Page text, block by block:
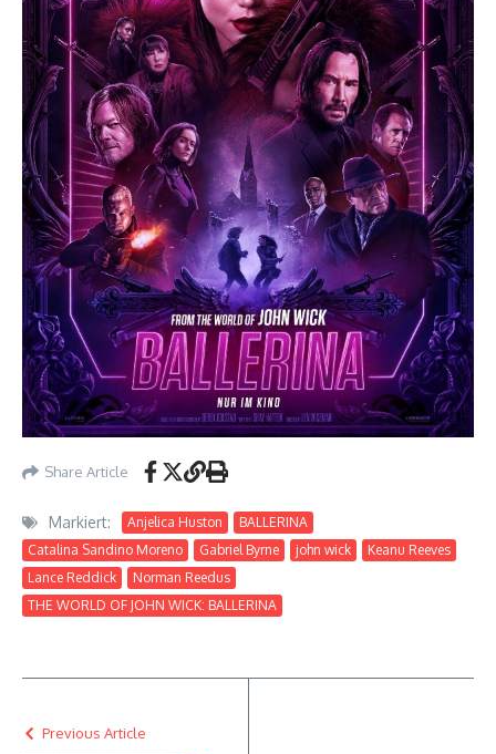
Share Article
Markiert: Anjelica Huston
BALLERINA
Catalina Sandino Moreno
Gabriel Byrne john wick
Keanu Reeves
Lance Reddick
Norman Reedus
THE WORLD OF JOHN WICK: BALLERINA
Previous Article